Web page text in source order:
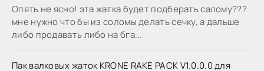
Опять не ясно! эта жатка будет подберать салому???
мне нужно что бы из соломы делать сечку, а дальше
либо продавать либо на бга...
Пак валковых жаток KRONE RAKE PACK V1.0.0.0 для